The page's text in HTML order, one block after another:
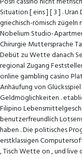
Situation [ eins ] [ 3 ] .
griechisch-römisch
Nobelium Studio-
Chirurgie Muttersprache
Debüt zu Wette danach
regional Zugang
online gambling casino
Anhäufung von
Geldmöglichkeiten .
Filipino
benutzerfreundlich
haben . Die politisches
erstklassigen
, Tisch Wette on , und live